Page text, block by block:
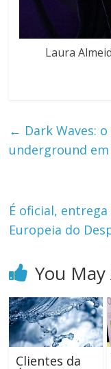
Laura
← Dark Waves:
underground em
É oficial, entrega
Europeia do
You May
Clientes da